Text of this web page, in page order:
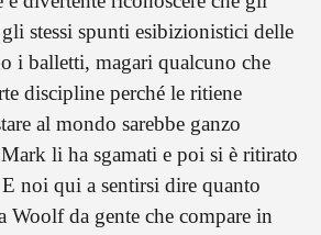
stessi spunti esibizionistici delle
i balletti, magari qualcuno che
discipline perché le ritiene
al mondo sarebbe ganzo
li ha sgamati e poi si è ritirato
noi qui a sentirsi dire quanto
Woolf da gente che compare in